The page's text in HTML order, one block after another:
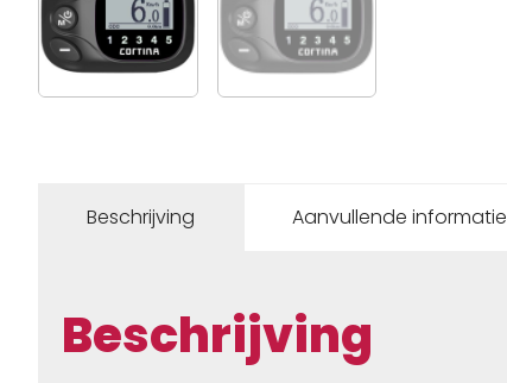
Beschrijving Aanvullende informatie
Beschrijving